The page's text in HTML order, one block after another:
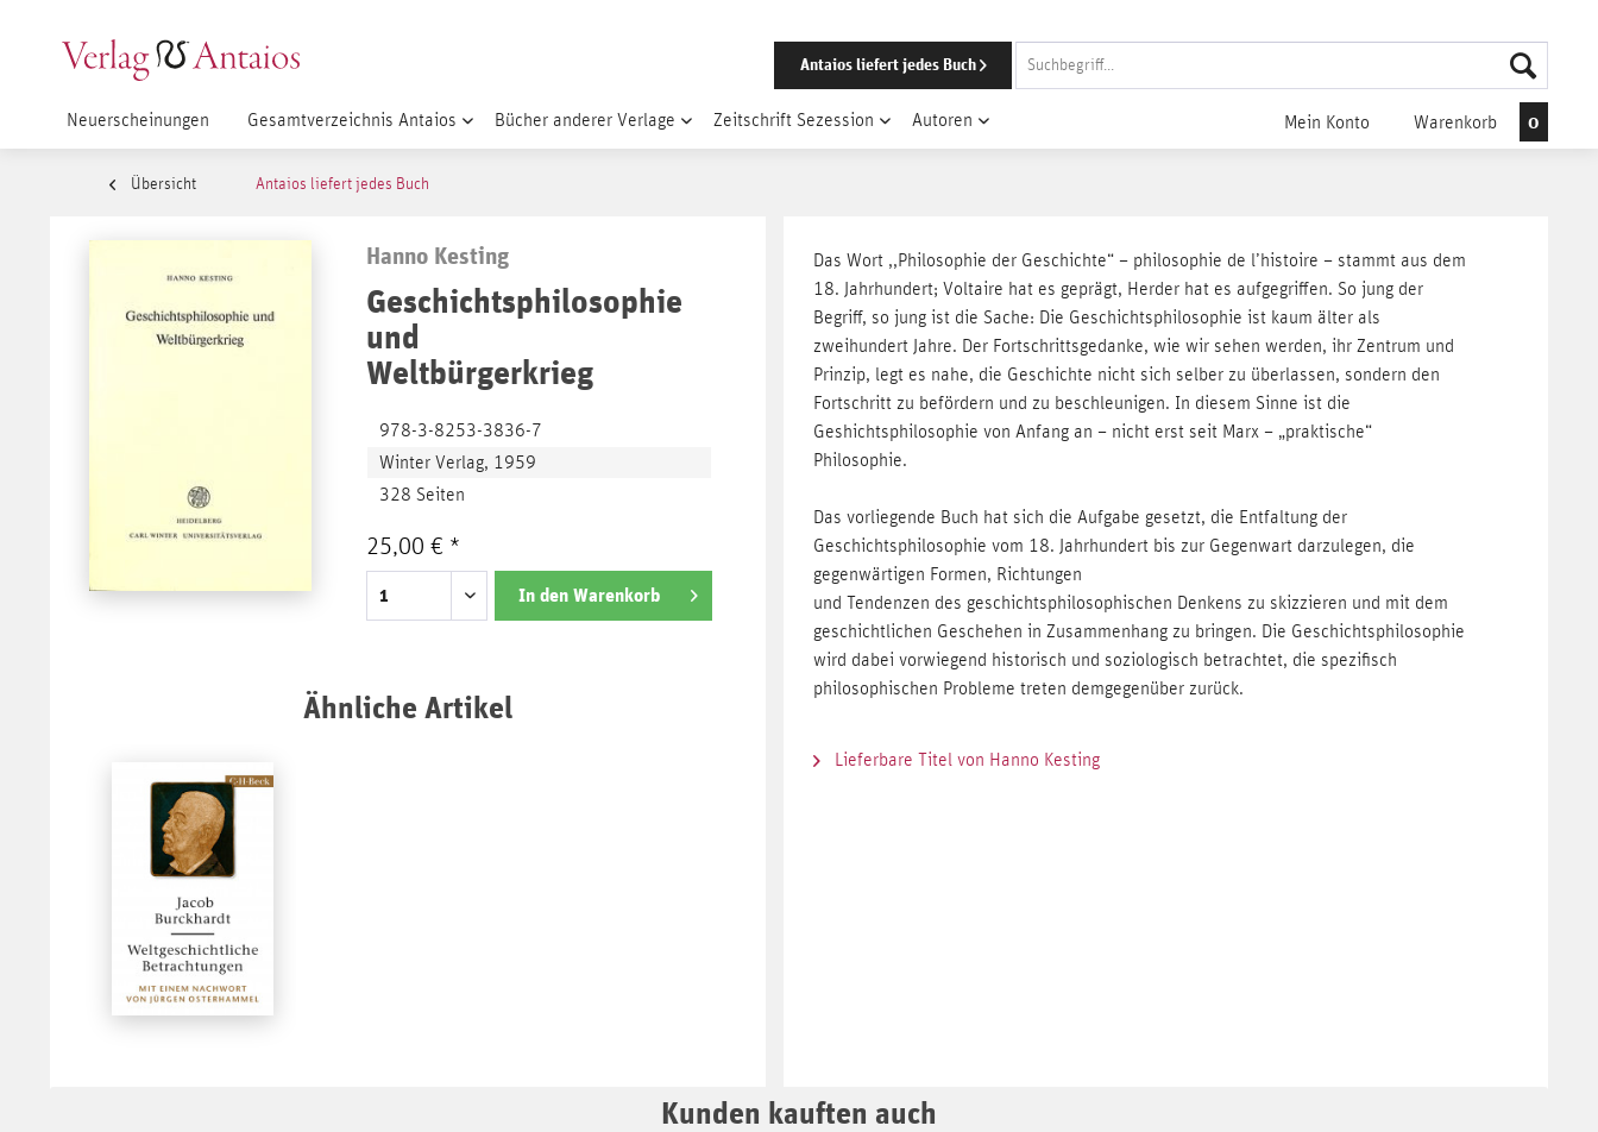
Antaios liefert jedes Buch
Neuerscheinungen Gesamtverzeichnis Antaios Bücher anderer Verlage Zeitschrift Sezession Autoren Mein Konto Warenkorb 0
Übersicht Antaios liefert jedes Buch
Hanno Kesting
Geschichtsphilosophie
und
Weltbürgerkrieg
978-3-8253-3836-7
Winter Verlag, 1959
328 Seiten
25,00 € *
In den Warenkorb
Ähnliche Artikel
Das Wort ,,Philosophie der Geschichte“ – philosophie de l’histoire – stammt aus dem
18. Jahrhundert; Voltaire hat es geprägt, Herder hat es aufgegriffen. So jung der
Begriff, so jung ist die Sache: Die Geschichtsphilosophie ist kaum älter als
zweihundert Jahre. Der Fortschrittsgedanke, wie wir sehen werden, ihr Zentrum und
Prinzip, legt es nahe, die Geschichte nicht sich selber zu überlassen, sondern den
Fortschritt zu befördern und zu beschleunigen. In diesem Sinne ist die
Geshichtsphilosophie von Anfang an – nicht erst seit Marx – „praktische“
Philosophie.
Das vorliegende Buch hat sich die Aufgabe gesetzt, die Entfaltung der
Geschichtsphilosophie vom 18. Jahrhundert bis zur Gegenwart darzulegen, die
gegenwärtigen Formen, Richtungen
und Tendenzen des geschichtsphilosophischen Denkens zu skizzieren und mit dem
geschichtlichen Geschehen in Zusammenhang zu bringen. Die Geschichtsphilosophie
wird dabei vorwiegend historisch und soziologisch betrachtet, die spezifisch
philosophischen Probleme treten demgegenüber zurück.
Lieferbare Titel von Hanno Kesting
Kunden kauften auch